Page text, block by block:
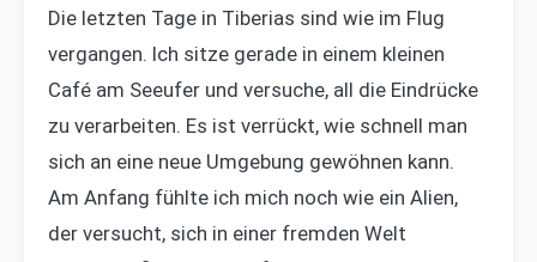
Die letzten Tage in Tiberias sind wie im Flug
vergangen. Ich sitze gerade in einem kleinen
Café am Seeufer und versuche, all die Eindrücke
zu verarbeiten. Es ist verrückt, wie schnell man
sich an eine neue Umgebung gewöhnen kann.
Am Anfang fühlte ich mich noch wie ein Alien,
der versucht, sich in einer fremden Welt